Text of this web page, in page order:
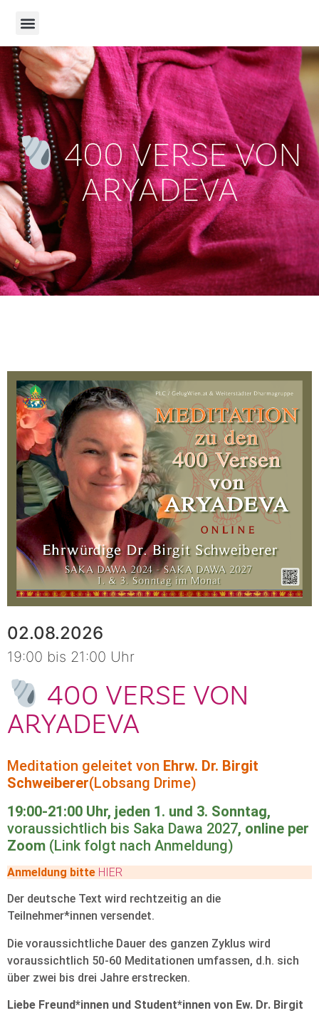
400 VERSE VON
ARYADEVA
02.08.2026
19:00 bis 21:00 Uhr
400 VERSE VON
ARYADEVA
Meditation geleitet von Ehrw. Dr. Birgit
Schweiberer(Lobsang Drime)
19:00-21:00 Uhr, jeden 1. und 3. Sonntag,
voraussichtlich bis Saka Dawa 2027, online per
Zoom (Link folgt nach Anmeldung)
Anmeldung bitte HIER
Der deutsche Text wird rechtzeitig an die
Teilnehmer*innen versendet.
Die voraussichtliche Dauer des ganzen Zyklus wird
voraussichtlich 50-60 Meditationen umfassen, d.h. sich
über zwei bis drei Jahre erstrecken.
Liebe Freund*innen und Student*innen von Ew. Dr. Birgit